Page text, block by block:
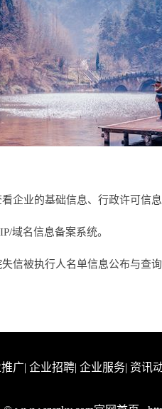
企业的基础信息、行政许可信息
域名信息备案系统。
信被执行人名单信息公布与查询
广| 企业招聘| 企业服务| 资讯